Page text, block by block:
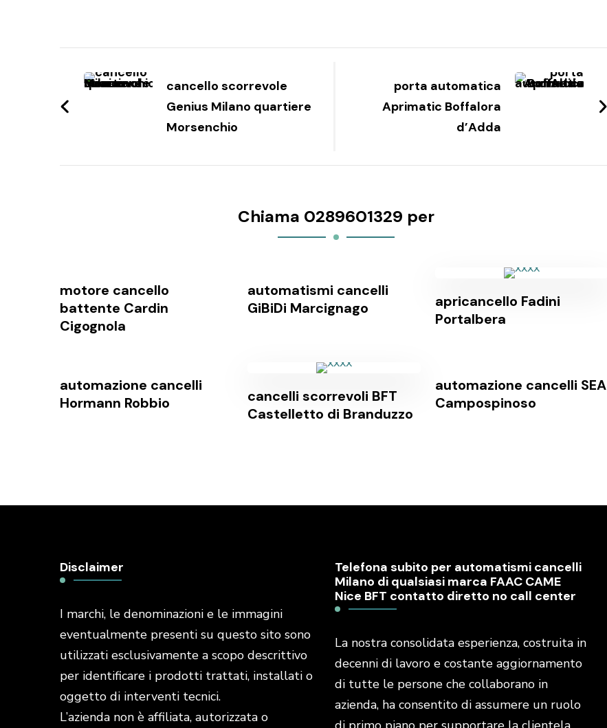
articoli
cancello scorrevole
Genius Milano quartiere
Morsenchio
porta automatica
Aprimatic Boffalora
d’Adda
Chiama 0289601329 per
motore cancello
battente Cardin
Cigognola
automatismi cancelli
GiBiDi Marcignago
apricancello Fadini
Portalbera
automazione cancelli
Hormann Robbio
cancelli scorrevoli BFT
Castelletto di Branduzzo
automazione cancelli SEA
Campospinoso
Disclaimer
I marchi, le denominazioni e le immagini
eventualmente presenti su questo sito sono
utilizzati esclusivamente a scopo descrittivo
per identificare i prodotti trattati, installati o
oggetto di interventi tecnici.
L’azienda non è affiliata, autorizzata o
Telefona subito per automatismi cancelli
Milano di qualsiasi marca FAAC CAME
Nice BFT contatto diretto no call center
La nostra consolidata esperienza, costruita in
decenni di lavoro e costante aggiornamento
di tutte le persone che collaborano in
azienda, ha consentito di assumere un ruolo